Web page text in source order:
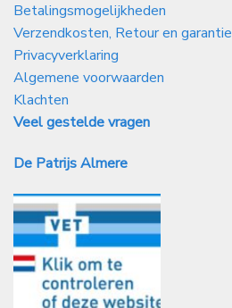
Betalingsmogelijkheden
Verzendkosten, Retour en garantie
Privacyverklaring
Algemene voorwaarden
Klachten
Veel gestelde vragen
De Patrijs Almere